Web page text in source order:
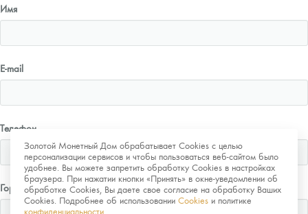
Золотой Монетный Дом обрабатывает Cookies с целью
персонализации сервисов и чтобы пользоваться веб-сайтом было
удобнее. Вы можете запретить обработку Cookies в настройках
браузера. При нажатии кнопки «Принять» в окне-уведомлении об
обработке Cookies, Вы даете свое согласие на обработку Ваших
Cookies. Подробнее об использовании Cookies и политике
конфиденциальности
Имя
E-mail
Телефон
Город